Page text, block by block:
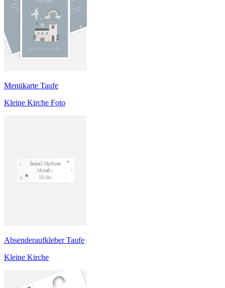
Menükarte Taufe
Kleine Kirche Foto
Absenderaufkleber Taufe
Kleine Kirche